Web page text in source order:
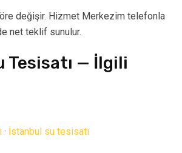
değişir. Hizmet Merkezim telefonla
net teklif sunulur.
Tesisatı — İlgili
· İstanbul su tesisatı